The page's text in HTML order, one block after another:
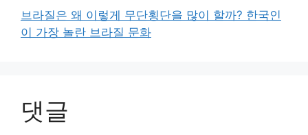
브라질은 왜 이렇게 무단횡단을 많이 할까? 한국인
이 가장 놀란 브라질 문화
댓글